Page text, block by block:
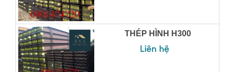
THÉP HÌNH H300
Liên hệ